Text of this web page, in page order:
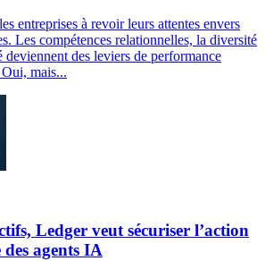
entreprises à revoir leurs attentes envers
Les compétences relationnelles, la diversité
deviennent des leviers de performance
mais...
Ledger veut sécuriser l’action
agents IA